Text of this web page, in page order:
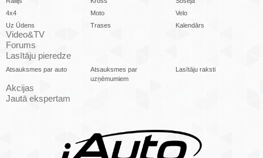
4x4
Moto
Velo
Uz Ūdens
Trases Kalendārs
Video&TV
Forums
Lasītāju pieredze
Atsauksmes par auto
Atsauksmes par
uzņēmumiem
Lasītāju raksti
Akcijas
Jautā ekspertam